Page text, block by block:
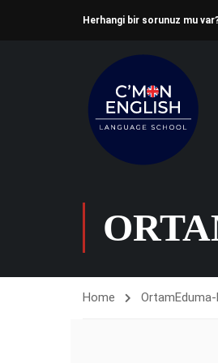
Herhangi bir sorunuz mu
Home Ortam